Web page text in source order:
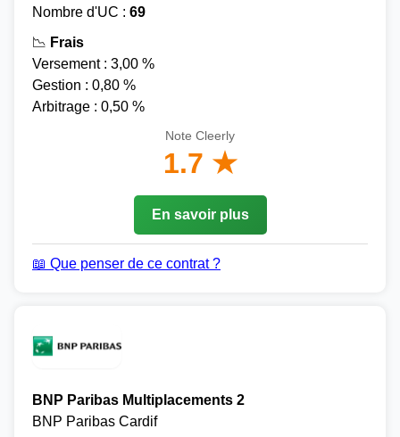
Nombre d'UC : 69
📉 Frais
Versement : 3,00 %
Gestion : 0,80 %
Arbitrage : 0,50 %
Note Cleerly
1.7 ★
En savoir plus
📖 Que penser de ce contrat ?
BNP Paribas Multiplacements 2
BNP Paribas Cardif